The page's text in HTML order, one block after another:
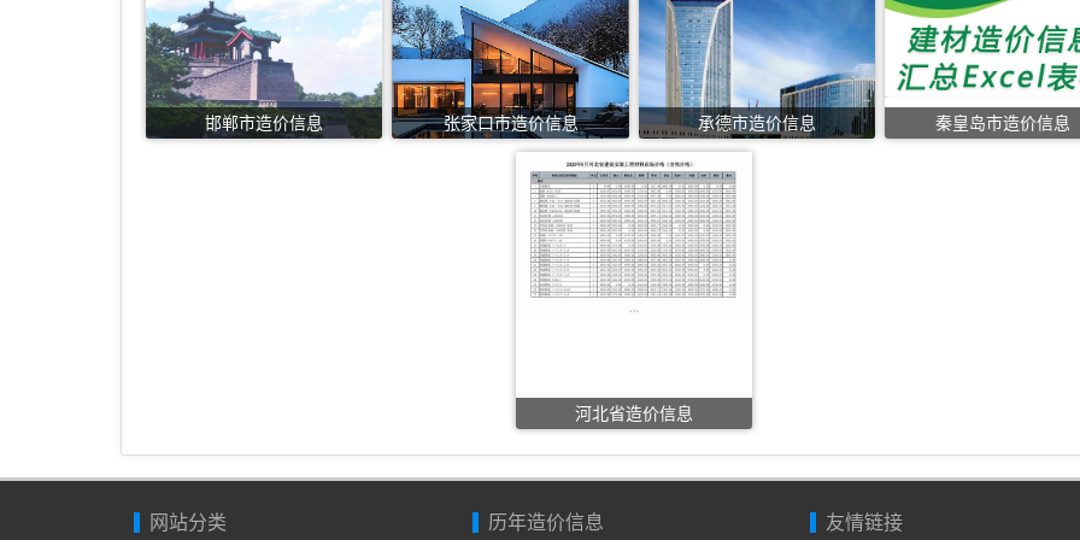
邯郸市造价信息 张家口市造价信息 承德市造价信息 秦皇岛市造价信息
河北省造价信息
网站分类 历年造价信息 友情链接